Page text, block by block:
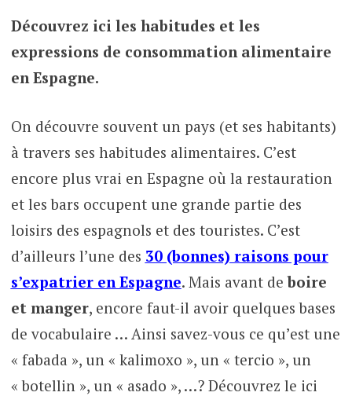
Découvrez ici les habitudes et les
expressions de consommation alimentaire
en Espagne.
On découvre souvent un pays (et ses habitants)
à travers ses habitudes alimentaires. C’est
encore plus vrai en Espagne où la restauration
et les bars occupent une grande partie des
loisirs des espagnols et des touristes. C’est
d’ailleurs l’une des 30 (bonnes) raisons pour
s’expatrier en Espagne. Mais avant deboire
et manger, encore faut-il avoir quelques bases
de vocabulaire … Ainsi savez-vous ce qu’est une
« fabada », un « kalimoxo », un « tercio », un
« botellin », un « asado », …? Découvrez le ici